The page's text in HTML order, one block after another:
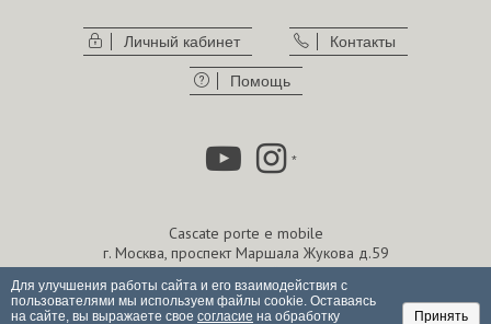
Личный кабинет Контакты
Помощь
*
Cascate porte e mobile
г. Москва, проспект Маршала Жукова д.59
г. Москва, Олимпийский проспект, 22
тел. Call-центр -+7 800 234 01 73
store@cascate.ru
Для улучшения работы сайта и его взаимодействия с
пользователями мы используем файлы cookie. Оставаясь
на сайте, вы выражаете свое согласие на обработку Принять